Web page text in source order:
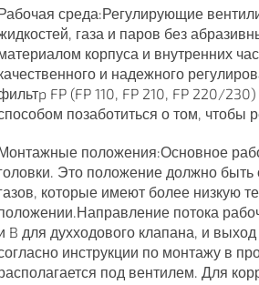
среда:Регулирующие
газа и паров без
корпуса и внутренних
и надежного
FP (FP 110, FP 210, FP 220/
позаботиться о том, чтобы
положения:Основное
Это положение должно
которые имеют более низкую
потока
B для духходового клапана, и
инструкции по монтажу в
под вентилем. Для